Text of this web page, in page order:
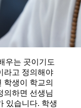
우는 곳이기도
라고 정의해야
학생이 학교의
의하면 선생님
있습니다. 학생